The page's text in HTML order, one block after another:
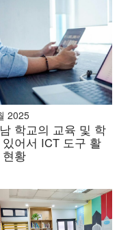
공합니다.
어린이가 연습
하고 실험할 수
있는 간단한 도
구(종이, 가위)
부터 복잡한 도
구와 재료를 제
공합니다.
2025
학교의 교육 및 학
어서 ICT 도구 활
황